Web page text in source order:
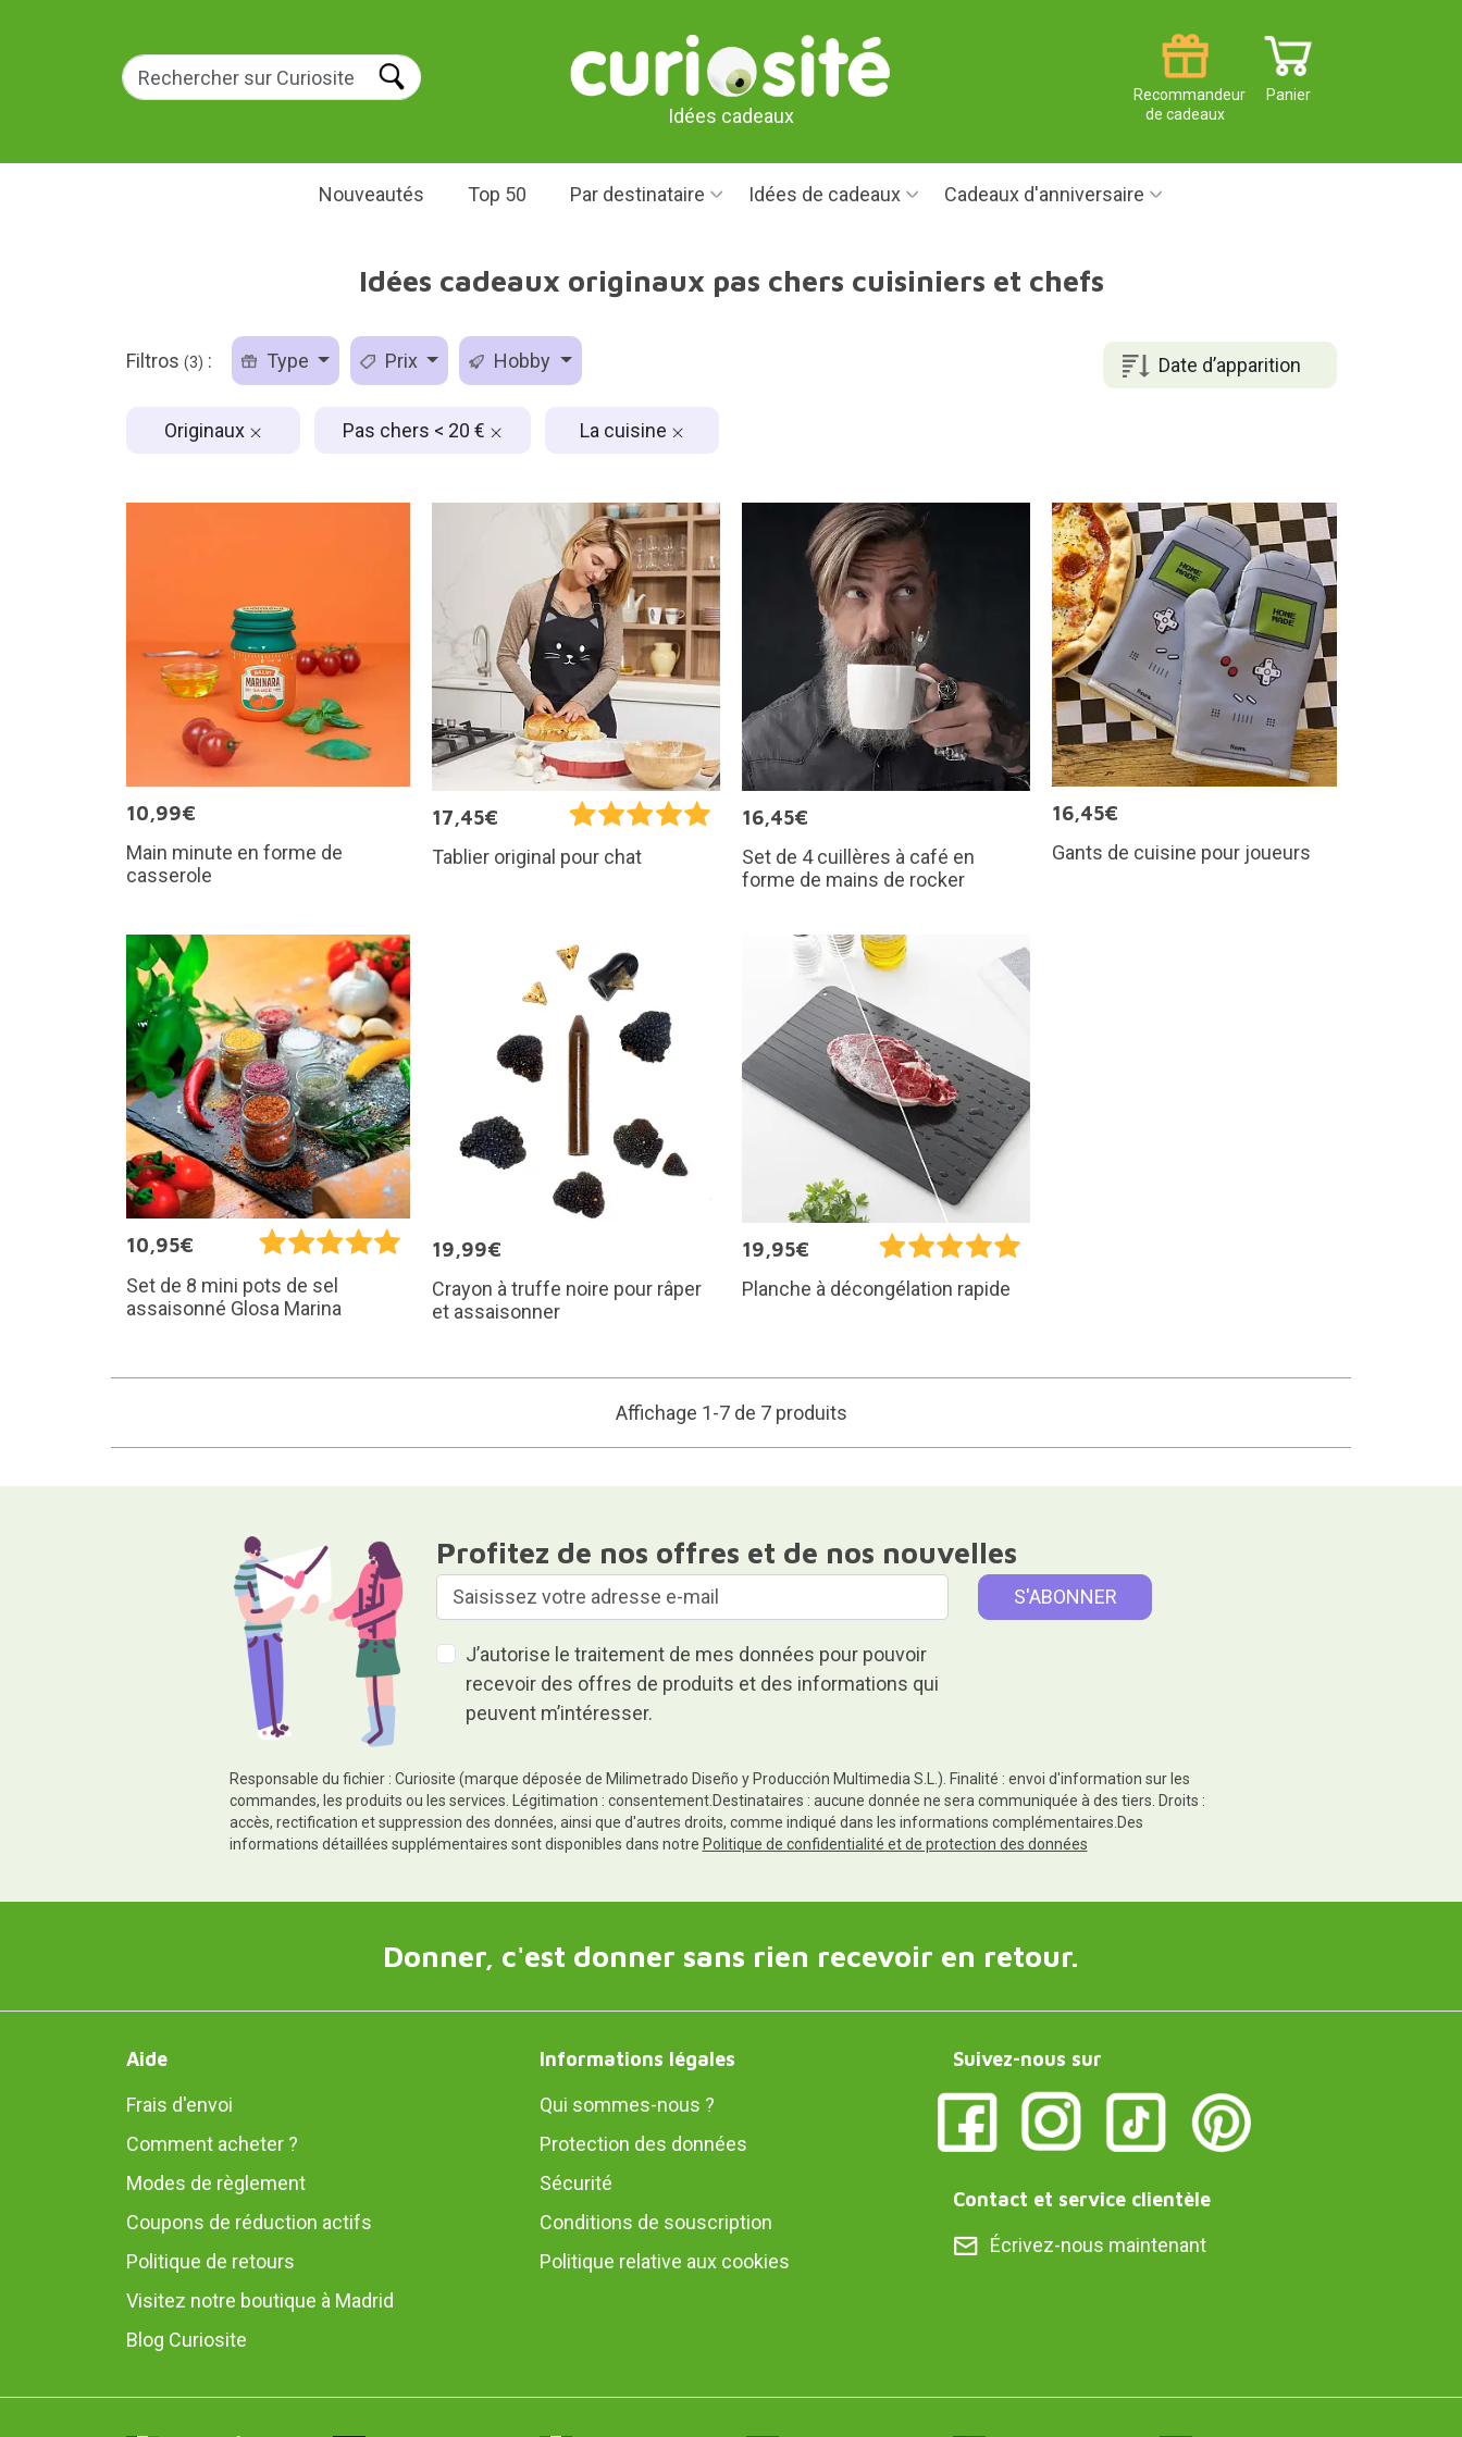
Idées cadeaux
Panier
Recommandeur
de cadeaux
Nouveautés Top 50 Par destinataire Idées de cadeaux Cadeaux d'anniversaire
Idées cadeaux originaux pas chers cuisiniers et chefs
Date d’apparition
Filtros (3) : Type Prix Hobby
Originaux Pas chers < 20 € La cuisine
10,99€
Main minute en forme de
casserole
17,45€
Tablier original pour chat
16,45€
Set de 4 cuillères à café en
forme de mains de rocker
16,45€
Gants de cuisine pour joueurs
10,95€
Set de 8 mini pots de sel
assaisonné Glosa Marina
19,99€
Crayon à truffe noire pour râper
et assaisonner
19,95€
Planche à décongélation rapide
Affichage 1-7 de 7 produits
Profitez de nos offres et de nos nouvelles
J’autorise le traitement de mes données pour pouvoir
recevoir des offres de produits et des informations qui
peuvent m’intéresser.
Responsable du fichier : Curiosite (marque déposée de Milimetrado Diseño y Producción Multimedia S.L.). Finalité : envoi d'information sur les
commandes, les produits ou les services. Légitimation : consentement.Destinataires : aucune donnée ne sera communiquée à des tiers. Droits :
accès, rectification et suppression des données, ainsi que d'autres droits, comme indiqué dans les informations complémentaires.Des
informations détaillées supplémentaires sont disponibles dans notre Politique de confidentialité et de protection des données
Donner, c'est donner sans rien recevoir en retour.
Aide
Frais d'envoi
Comment acheter ?
Modes de règlement
Coupons de réduction actifs
Politique de retours
Visitez notre boutique à Madrid
Blog Curiosite
Informations légales
Qui sommes-nous ?
Protection des données
Sécurité
Conditions de souscription
Politique relative aux cookies
Suivez-nous sur
Contact et service clientèle
Écrivez-nous maintenant